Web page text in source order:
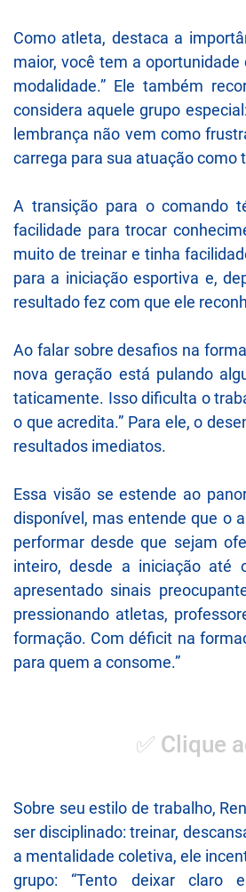
Como atleta, destaca a
maior, você tem a
modalidade.” Ele também
considera aquele grupo
lembrança não vem como
carrega para sua atuação como
A transição para o comando
facilidade para trocar
muito de treinar e tinha
para a iniciação esportiva e,
resultado fez com que ele
Ao falar sobre desafios na
nova geração está pulando
taticamente. Isso dificulta o
o que acredita.” Para ele, o
resultados imediatos.
Essa visão se estende ao
disponível, mas entende que o
performar desde que sejam
inteiro, desde a iniciação até
apresentado sinais
pressionando atletas,
formação. Com déficit na
para quem a consome.”
✅ Clique
Sobre seu estilo de trabalho,
ser disciplinado: treinar,
a mentalidade coletiva, ele
grupo: “Tento deixar claro